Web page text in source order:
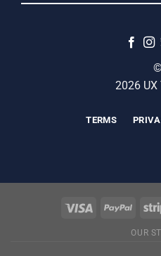
©
2026 UX
TERMS
OUR